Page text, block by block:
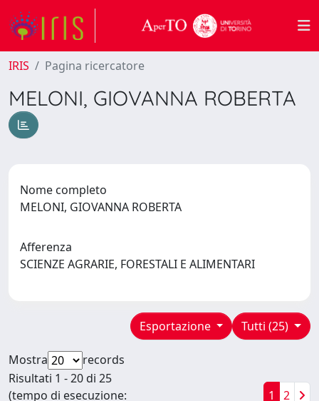
IRIS Pagina ricercatore
MELONI, GIOVANNA ROBERTA
Nome completo
MELONI, GIOVANNA ROBERTA
Afferenza
SCIENZE AGRARIE, FORESTALI E ALIMENTARI
Tutti (25)
Esportazione
Mostra
records
Risultati 1 - 20 di 25
(tempo di esecuzione:
1 2